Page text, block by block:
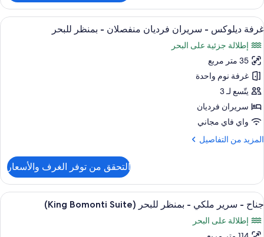
غرفة
ديلوكس
-
سريران
فرديان
منفصلان
استعراض
جميع
صور
غرفة
ديلوكس
-
سريران
فرديان
منفصلان
-
أغطية فراش متميزة وأسرّة تيمبور بديك
8
غرفة ديلوكس - سريران فرديان منفصلان - بمنظر للبحر
إطلالة جزئية على البحر
35 متر مربع
غرفة نوم واحدة
يتّسع لـ 3
سريران فرديان
واي فاي مجاني
المزيد من التفاصيل
المزيد
غرفة
ديلوكس
-
سريران
فرديان
منفصلان
التحقق من توفر الغرف والأسعار
استعراض
جميع
صور
12
جناح - سرير ملكي - بمنظر للبحر (King Bomonti Suite)
إطلالة على البحر